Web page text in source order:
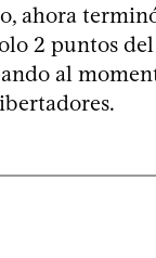
ahora
2 puntos
al